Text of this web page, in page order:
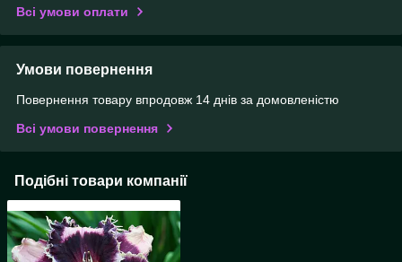
Всі умови оплати
Умови повернення
Повернення товару впродовж 14 днів за домовленістю
Всі умови повернення
Подібні товари компанії